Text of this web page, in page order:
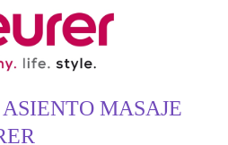
MASAJE